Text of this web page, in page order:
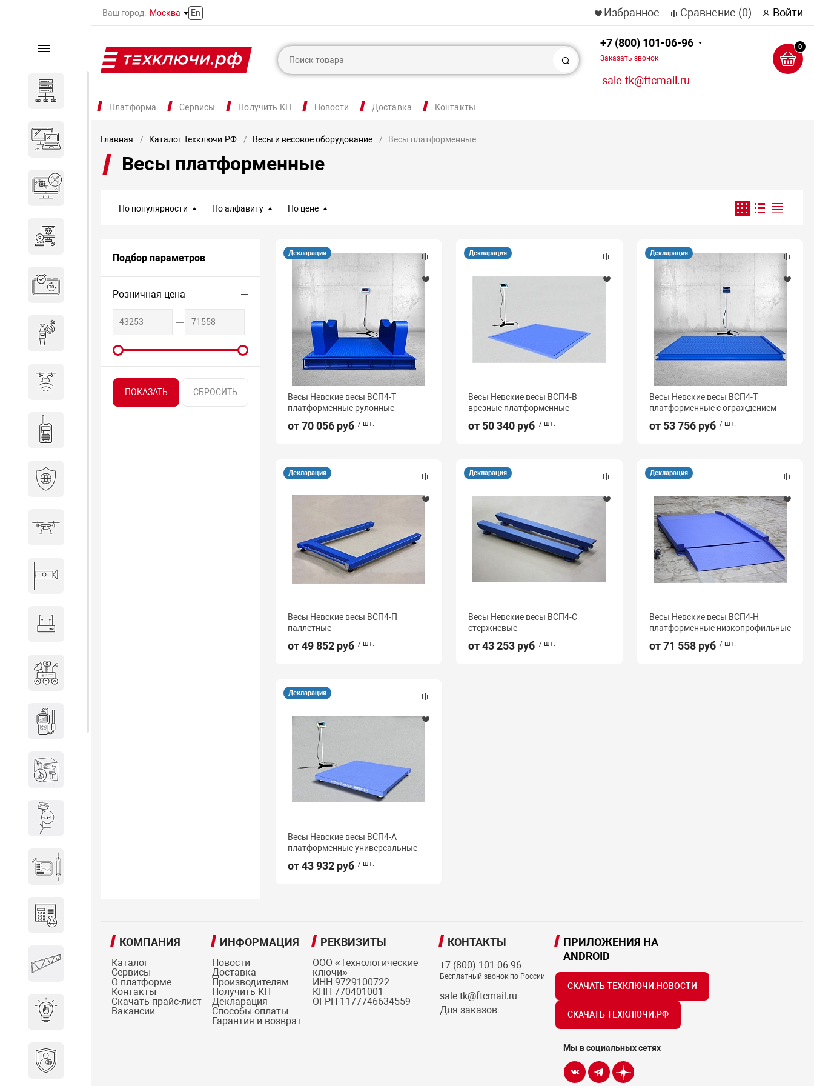
Ваш город: Москва En Избранное Сравнение (0) Войти
Поиск
+7 (800) 101-06-96
Заказать звонок
sale-tk@ftcmail.ru
0
Платформа Сервисы Получить КП Новости Доставка Контакты
Каталог
Компьютеры и ноутбуки
Комплектующие для
Система бронирования
переговорных
Досмотровое оборудование
Защита от БПЛА
металлоконструкции
Интерактивные решения
Главная Каталог Техключи.РФ Весы и весовое оборудование Весы платформенные
Весы платформенные
По популярности По алфавиту По цене
Подбор параметров
Розничная цена
Декларация
Весы Невские весы ВСП4-Т
платформенные рулонные
от 70 056 руб / шт.
Декларация
Весы Невские весы ВСП4-В
врезные платформенные
от 50 340 руб / шт.
Декларация
Весы Невские весы ВСП4-Т
платформенные с ограждением
от 53 756 руб / шт.
Декларация
Весы Невские весы ВСП4-П
паллетные
от 49 852 руб / шт.
Декларация
Весы Невские весы ВСП4-С
стержневые
от 43 253 руб / шт.
Декларация
Весы Невские весы ВСП4-Н
платформенные низкопрофильные
от 71 558 руб / шт.
Декларация
Весы Невские весы ВСП4-А
платформенные универсальные
от 43 932 руб / шт.
КОМПАНИЯ
Каталог
Сервисы
О платформе
Контакты
Скачать прайс-лист
Вакансии
ИНФОРМАЦИЯ
Новости
Доставка
Производителям
Получить КП
Декларация
Способы оплаты
Гарантия и возврат
РЕКВИЗИТЫ
ООО «Технологические
ключи»
ИНН 9729100722
КПП 770401001
ОГРН 1177746634559
КОНТАКТЫ
+7 (800) 101-06-96
Бесплатный звонок по России
sale-tk@ftcmail.ru
Для заказов
ПРИЛОЖЕНИЯ НА
ANDROID
СКАЧАТЬ ТЕХКЛЮЧИ.НОВОСТИ
СКАЧАТЬ ТЕХКЛЮЧИ.РФ
Мы в социальных сетях